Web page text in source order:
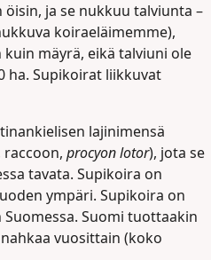
ja se nukkuu talviunta –
koiraeläimemme),
mäyrä, eikä talviuni ole
ha. Supikoirat liikkuvat
lajinimensä
procyon lotor), jota se
tavata. Supikoira on
ympäri. Supikoira on
Suomi tuottaakin
vuosittain (koko